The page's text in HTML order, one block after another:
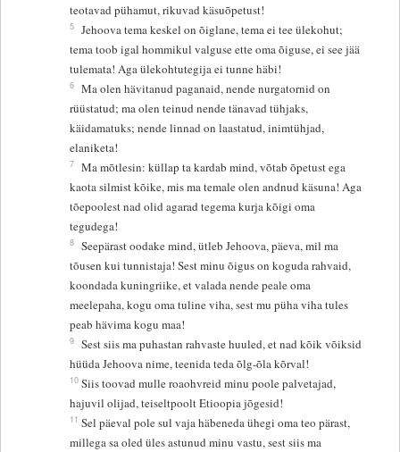
teotavad pühamut, rikuvad käsuõpetust!
5 Jehoova tema keskel on õiglane, tema ei tee ülekohut;
tema toob igal hommikul valguse ette oma õiguse, ei see jää
tulemata! Aga ülekohtutegija ei tunne häbi!
6 Ma olen hävitanud paganaid, nende nurgatornid on
rüüstatud; ma olen teinud nende tänavad tühjaks,
käidamatuks; nende linnad on laastatud, inimtühjad,
elaniketa!
7 Ma mõtlesin: küllap ta kardab mind, võtab õpetust ega
kaota silmist kõike, mis ma temale olen andnud käsuna! Aga
tõepoolest nad olid agarad tegema kurja kõigi oma
tegudega!
8 Seepärast oodake mind, ütleb Jehoova, päeva, mil ma
tõusen kui tunnistaja! Sest minu õigus on koguda rahvaid,
koondada kuningriike, et valada nende peale oma
meelepaha, kogu oma tuline viha, sest mu püha viha tules
peab hävima kogu maa!
9 Sest siis ma puhastan rahvaste huuled, et nad kõik võiksid
hüüda Jehoova nime, teenida teda õlg-õla kõrval!
10 Siis toovad mulle roaohvreid minu poole palvetajad,
hajuvil olijad, teiseltpoolt Etioopia jõgesid!
11 Sel päeval pole sul vaja häbeneda ühegi oma teo pärast,
millega sa oled üles astunud minu vastu, sest siis ma